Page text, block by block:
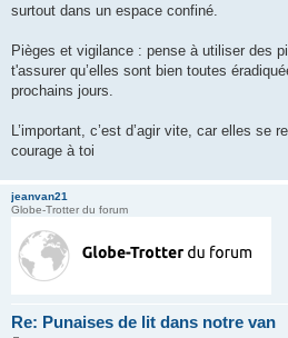
surtout dans un espace confiné.
Pièges et vigilance : pense à utiliser des
t'assurer qu’elles sont bien toutes
prochains jours.
L’important, c’est d’agir vite, car elles se
courage à toi
jeanvan21
Globe-Trotter du forum
Re: Punaises de lit dans notre van